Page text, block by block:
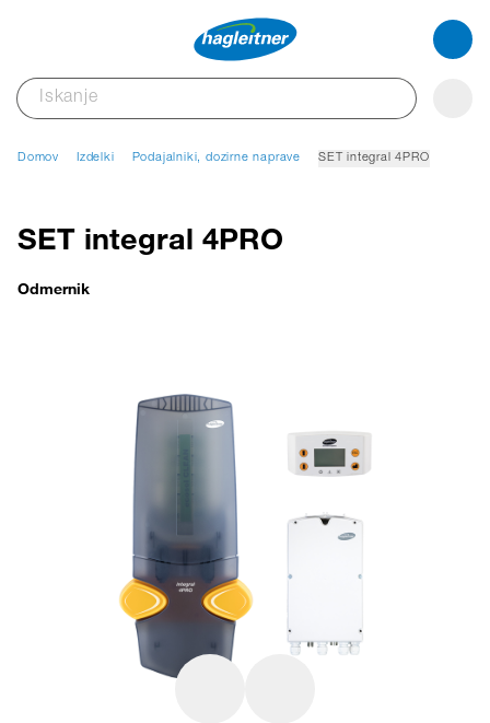
Domov Izdelki Podajalniki, dozirne naprave SET integral 4PRO
SET integral 4PRO
Odmernik